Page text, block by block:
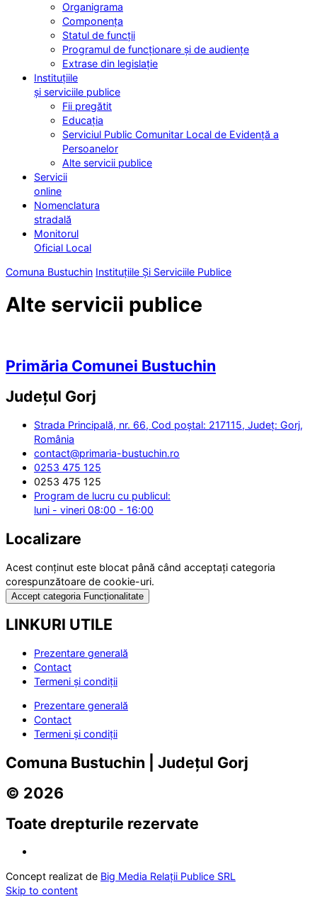
Organigrama
Componența
Statul de funcții
Programul de funcționare și de audiențe
Extrase din legislație
Instituțiile
și serviciile publice
Fii pregătit
Educația
Serviciul Public Comunitar Local de Evidență a
Persoanelor
Alte servicii publice
Servicii
online
Nomenclatura
stradală
Monitorul
Oficial Local
Comuna Bustuchin Instituțiile Și Serviciile Publice
Alte servicii publice
Primăria Comunei Bustuchin
Județul Gorj
Strada Principală, nr. 66, Cod poștal: 217115, Județ: Gorj,
România
contact@primaria-bustuchin.ro
0253 475 125
0253 475 125
Program de lucru cu publicul:
luni - vineri 08:00 - 16:00
Localizare
Acest conținut este blocat până când acceptați categoria
corespunzătoare de cookie-uri.
Accept categoria Funcționalitate
LINKURI UTILE
Prezentare generală
Contact
Termeni și condiții
Prezentare generală
Contact
Termeni și condiții
Comuna Bustuchin | Județul Gorj
© 2026
Toate drepturile rezervate
Concept realizat de Big Media Relații Publice SRL
Skip to content